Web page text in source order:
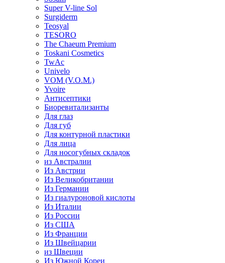
Super V-line Sol
Surgiderm
Teosyal
TESORO
The Chaeum Premium
Toskani Cosmetics
TwAc
Univelo
VOM (V.O.M.)
Yvoire
Антисептики
Биоревитализанты
Для глаз
Для губ
Для контурной пластики
Для лица
Для носогубных складок
из Австралии
Из Австрии
Из Великобритании
Из Германии
Из гиалуроновой кислоты
Из Италии
Из России
Из США
Из Франции
Из Швейцарии
из Швеции
Из Южной Кореи